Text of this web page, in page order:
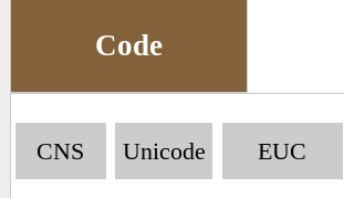
Code
CNS Unicode EUC